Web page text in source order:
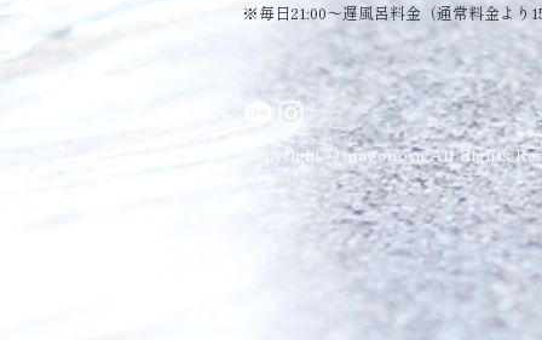
​※毎日21:00～遅風呂料金（通常料金より
Copyright © magonoyu All Rights